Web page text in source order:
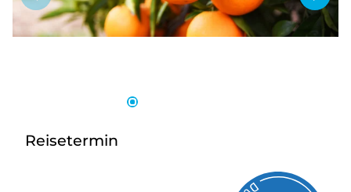
Kontakt
Reisetermin